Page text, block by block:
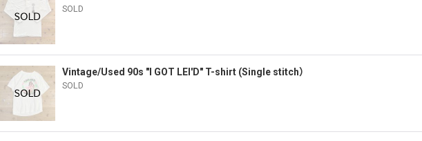
SOLD
Vintage/Used 90s "I GOT LEI'D" T-shirt (Single stitch）
SOLD